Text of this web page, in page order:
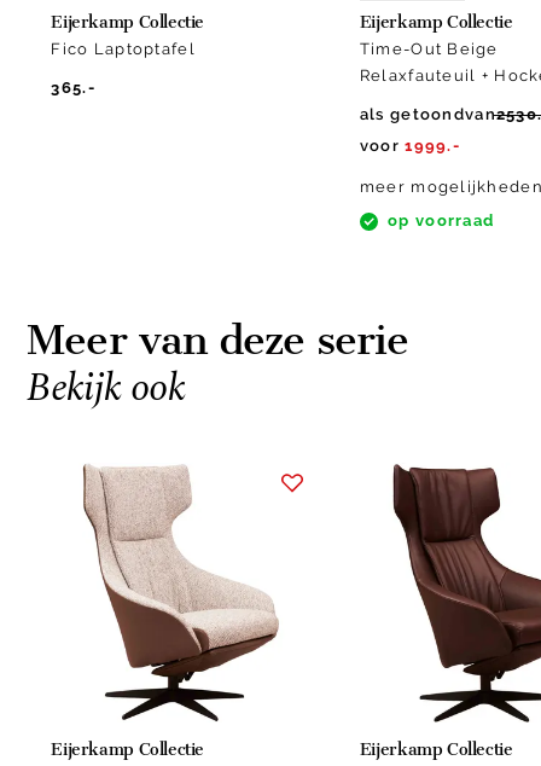
Eijerkamp Collectie
Fico Laptoptafel
365.-
Eijerkamp Collectie
Time-Out Beige
Relaxfauteuil +
als getoondvan
voor 1999.-
meer
op voorraad
Meer van deze serie
Bekijk ook
Eijerkamp Collectie Eijerkamp Collectie